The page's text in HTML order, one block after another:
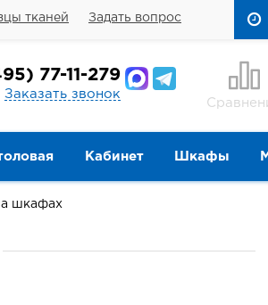
тканей Задать вопрос
77-11-279
Заказать звонок
Кабинет Шкафы
шкафах